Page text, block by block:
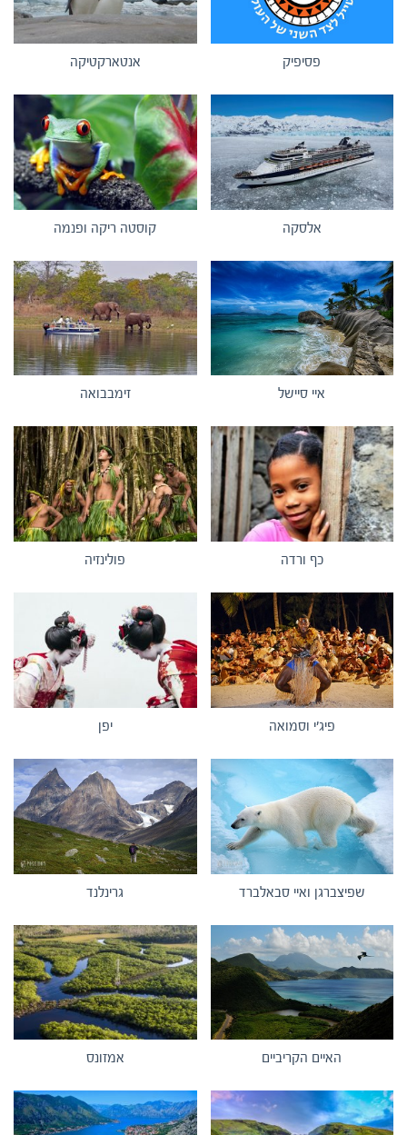
פסיפיק אנטארקטיקה
אלסקה קוסטה ריקה ופנמה
איי סיישל זימבבואה
כף ורדה פולינזיה
פיג'י וסמואה יפן
שפיצברגן ואיי סבאלברד גרינלנד
האיים הקריביים אמזונס